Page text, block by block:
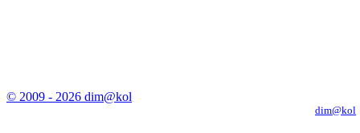
© 2009 - 2026 dim@kol
dim@kol